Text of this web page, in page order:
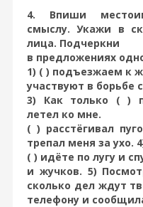
4. Впиши
смыслу. Укажи в
лица. Подчеркни
в предложениях
1) ( ) подъезжаем к
участвуют в борьбе
3) Как только ( )
летел ко мне.
( ) расстёгивал
трепал меня за ухо.
( ) идёте по лугу и
и жучков. 5)
сколько дел ждут
телефону и